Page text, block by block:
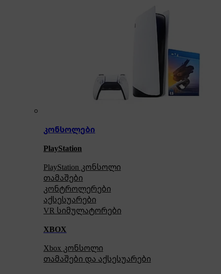
კონსოლები
PlayStation
PlayStation კონსოლი
თამაშები
კონტროლერები
აქსესუარები
VR სიმულატორები
XBOX
Xbox კონსოლი
თამაშები და აქსესუარები